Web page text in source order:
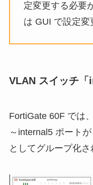
定変更する必要
は GUI で設定変
VLAN スイッチ
FortiGate 60F では
～internal5 ポートが
としてグループ化さ